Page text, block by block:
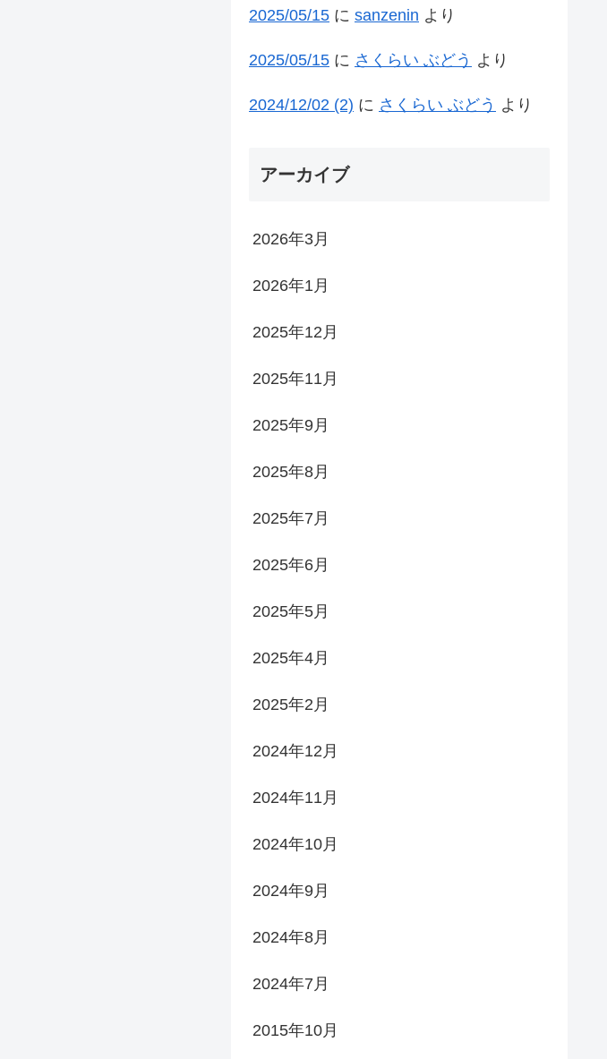
2025/05/15 に sanzenin より
2025/05/15 に さくらい ぶどう より
2024/12/02 (2) に さくらい ぶどう より
アーカイブ
2026年3月
2026年1月
2025年12月
2025年11月
2025年9月
2025年8月
2025年7月
2025年6月
2025年5月
2025年4月
2025年2月
2024年12月
2024年11月
2024年10月
2024年9月
2024年8月
2024年7月
2015年10月